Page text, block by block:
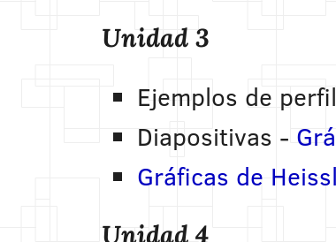
Unidad 3
Ejemplos de
Diapositivas -
Gráficas de
Unidad 4